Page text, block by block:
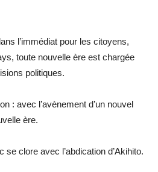
l’immédiat pour les citoyens,
toute nouvelle ère est chargée
politiques.
: avec l’avènement d’un nouvel
ère.
se clore avec l’abdication d’Akihito.